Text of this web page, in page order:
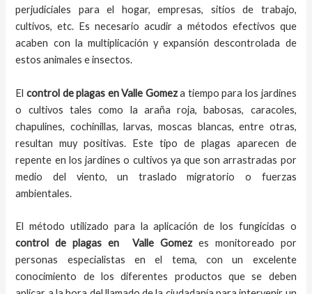
perjudiciales para el hogar, empresas, sitios de trabajo,
cultivos, etc. Es necesario acudir a métodos efectivos que
acaben con la multiplicación y expansión descontrolada de
estos animales e insectos.
Elcontrol de plagas en Valle Gomeza tiempopara los jardines
o cultivos tales como la araña roja, babosas, caracoles,
chapulines, cochinillas, larvas, moscas blancas, entre otras,
resultan muy positivas. Este tipo de plagas aparecen de
repente en los jardines o cultivos ya que son arrastradas por
medio del viento, un traslado migratorio o fuerzas
ambientales.
El método utilizado para la aplicación de los fungicidas o
control de plagas en Valle Gomezes monitoreado por
personas especialistas en el tema, con un excelente
conocimiento de los diferentes productos que se deben